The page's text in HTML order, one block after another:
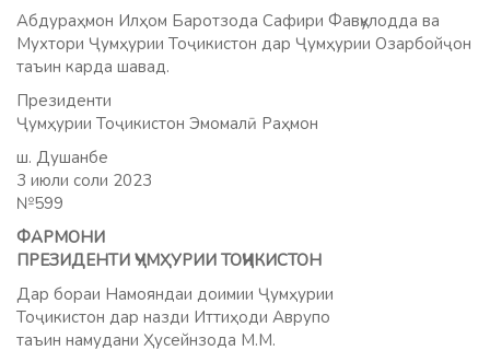
Абдураҳмон Илҳом Баротзода Сафири Фавқулодда ва
Мухтори Ҷумҳурии Тоҷикистон дар Ҷумҳурии Озарбойҷон
таъин карда шавад.
Президенти
Ҷумҳурии Тоҷикистон Эмомалӣ Раҳмон
ш. Душанбе
3 июли соли 2023
№599
ФАРМОНИ
ПРЕЗИДЕНТИ ҶУМҲУРИИ ТОҶИКИСТОН
Дар бораи Намояндаи доимии Ҷумҳурии
Тоҷикистон дар назди Иттиҳоди Аврупо
таъин намудани Ҳусейнзода М.М.